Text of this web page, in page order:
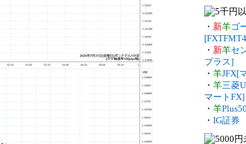
・ 新羊ゴ
・ 新羊セ
プラス]
・ 羊JFX[
・ 羊三菱
マートFX]
・ 羊
・ IG証券